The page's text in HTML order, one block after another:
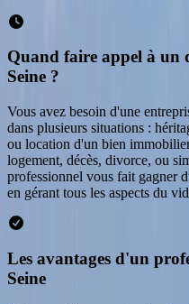
Quand faire appel à un
Seine ?
Vous avez besoin d'une
dans plusieurs situations :
ou location d'un bien
logement, décès, divorce, ou
professionnel vous fait gagner
en gérant tous les aspects du
Les avantages d'un
Seine